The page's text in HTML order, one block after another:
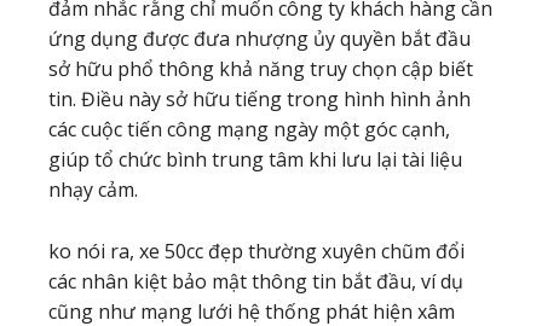
đảm nhắc rằng chỉ muốn công ty khách hàng cần
ứng dụng được đưa nhượng ủy quyền bắt đầu
sở hữu phổ thông khả năng truy chọn cập biết
tin. Điều này sở hữu tiếng trong hình hình ảnh
các cuộc tiến công mạng ngày một góc cạnh,
giúp tổ chức bình trung tâm khi lưu lại tài liệu
nhạy cảm.
ko nói ra, xe 50cc đẹp thường xuyên chũm đổi
các nhân kiệt bảo mật thông tin bắt đầu, ví dụ
cũng như mạng lưới hệ thống phát hiện xâm